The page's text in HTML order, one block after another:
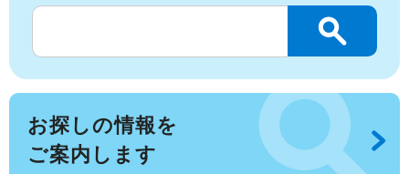
お探しの情報を
ご案内します